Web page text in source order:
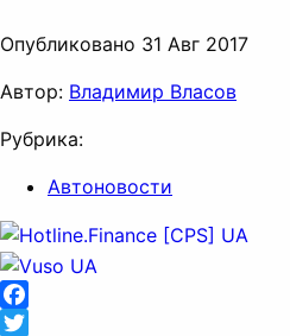
Опубликовано 31 Авг 2017
Автор: Владимир Власов
Рубрика:
Автоновости
Facebook